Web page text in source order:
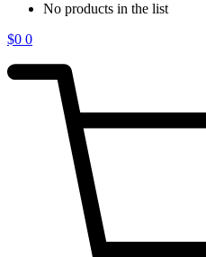
No products in the list
$0 0